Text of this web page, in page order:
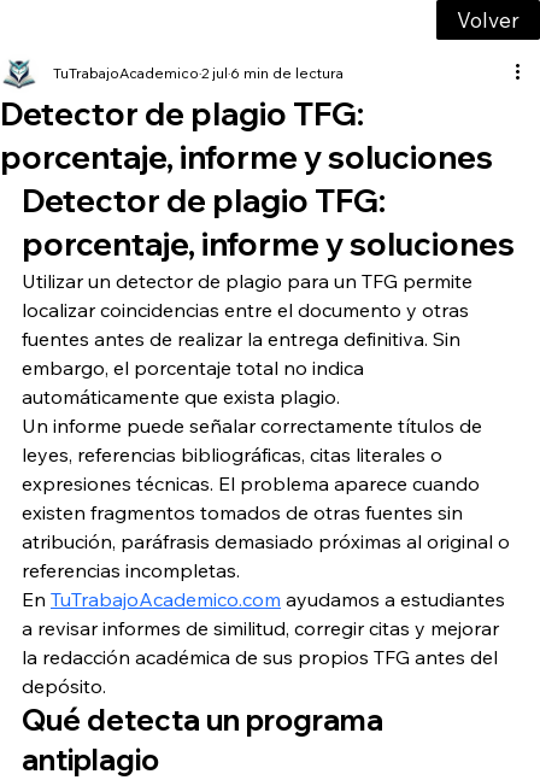
Volver
Detector de plagio TFG:
porcentaje, informe y soluciones
TuTrabajoAcademico 2 jul 6 min de lectura
Detector de plagio TFG:
porcentaje, informe y soluciones
Utilizar un detector de plagio para un TFG permite
localizar coincidencias entre el documento y otras
fuentes antes de realizar la entrega definitiva. Sin
embargo, el porcentaje total no indica
automáticamente que exista plagio.
Un informe puede señalar correctamente títulos de
leyes, referencias bibliográficas, citas literales o
expresiones técnicas. El problema aparece cuando
existen fragmentos tomados de otras fuentes sin
atribución, paráfrasis demasiado próximas al original o
referencias incompletas.
En TuTrabajoAcademico.com ayudamos a estudiantes
a revisar informes de similitud, corregir citas y mejorar
la redacción académica de sus propios TFG antes del
depósito.
Qué detecta un programa
antiplagio